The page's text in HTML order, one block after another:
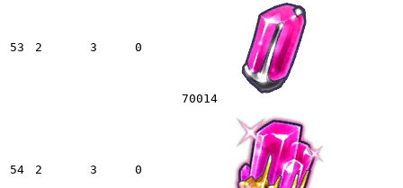
53 2 3 0
70014
54 2 3 0